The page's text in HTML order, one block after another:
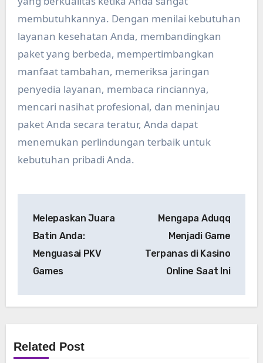
membutuhkannya. Dengan menilai kebutuhan
layanan kesehatan Anda, membandingkan
paket yang berbeda, mempertimbangkan
manfaat tambahan, memeriksa jaringan
penyedia layanan, membaca rinciannya,
mencari nasihat profesional, dan meninjau
paket Anda secara teratur, Anda dapat
menemukan perlindungan terbaik untuk
kebutuhan pribadi Anda.
navigation
Melepaskan Juara
Batin Anda:
Menguasai PKV
Games
Mengapa Aduqq
Menjadi Game
Terpanas di Kasino
Online Saat Ini
Related Post